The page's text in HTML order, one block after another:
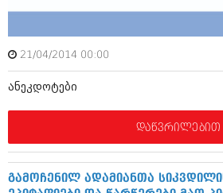
მაისი 2011 (415)
თებერვალი 2011 (329)
იანვარი 2011 (647)
ნოემბერი 2010 (422)
სექტემბერი 2010 (449)
ივლისი 2010 (556)
21/04/2014 00:00
ანეკდოტები
დაწვრილებით
გამოჩენილ ადამიანთა